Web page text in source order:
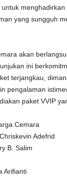
yang sungguh
akan
ini
terjangkau,
pengalaman
paket VVIP
Cemara
Adefrid
B. Salim
Arifianti